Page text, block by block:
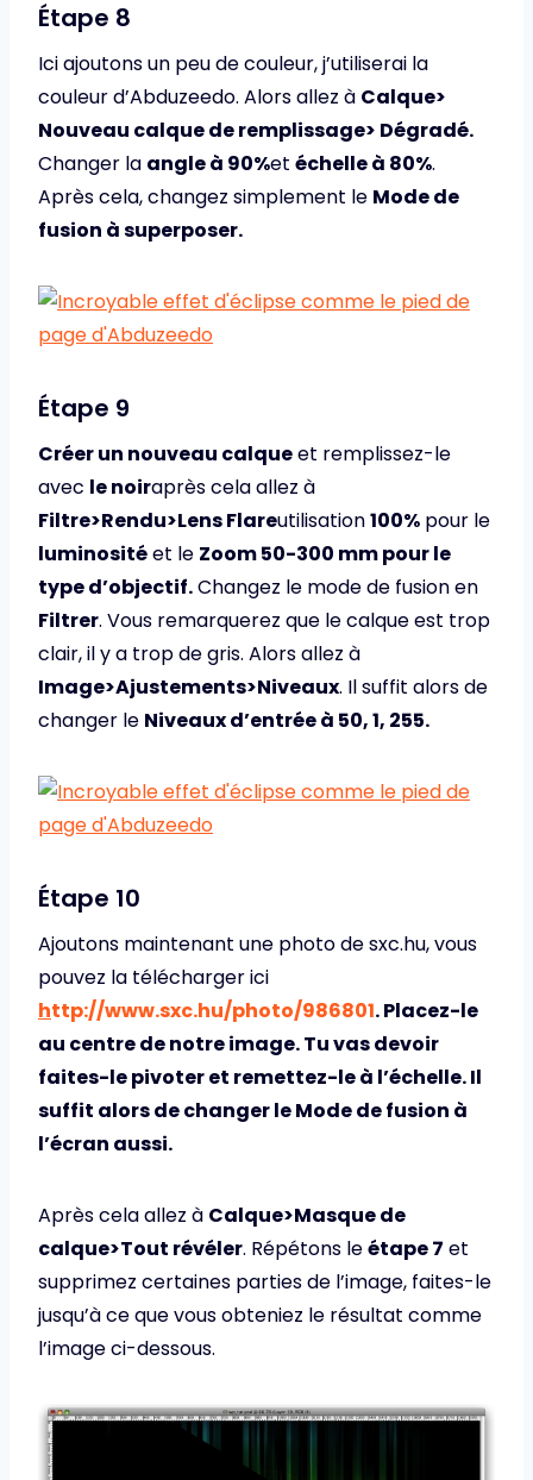
Étape 8
Ici ajoutons un peu de couleur, j’utiliserai la
couleur d’Abduzeedo. Alors allez à Calque>
Nouveau calque de remplissage> Dégradé.
Changer la angle à 90%et échelle à 80%.
Après cela, changez simplement le Mode de
fusion à superposer.
Étape 9
Créer un nouveau calqueet remplissez-le
avec le noiraprès cela allez à
Filtre>Rendu>Lens Flareutilisation100% pour le
luminositéet le Zoom 50-300 mm pour le
type d’objectif.Changez le mode de fusion en
Filtrer. Vous remarquerez que le calque est trop
clair, il y a trop de gris. Alors allez à
Image>Ajustements>Niveaux. Il suffit alors de
changer le Niveaux d’entrée à 50, 1, 255.
Étape 10
Ajoutons maintenant une photo de sxc.hu, vous
pouvez la télécharger ici
http://www.sxc.hu/photo/986801. Placez-le
au centre de notre image. Tu vas devoir
faites-le pivoter et remettez-le à l’échelle. Il
suffit alors de changer leMode de fusion à
l’écran aussi.
Après cela allez à Calque>Masque de
calque>Tout révéler. Répétons leétape 7 et
supprimez certaines parties de l’image, faites-le
jusqu’à ce que vous obteniez le résultat comme
l’image ci-dessous.